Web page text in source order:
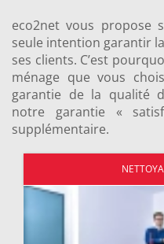
eco2net vous propose
seule intention garantir
ses clients. C’est
ménage que vous
garantie de la qualité
notre garantie «
supplémentaire.